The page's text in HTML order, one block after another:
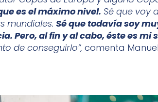
es el máximo nivel. Sé que voy
mundiales. Sé que todavía soy
Pero, al fin y al cabo, éste es mi
de conseguirlo”, comenta Manuel